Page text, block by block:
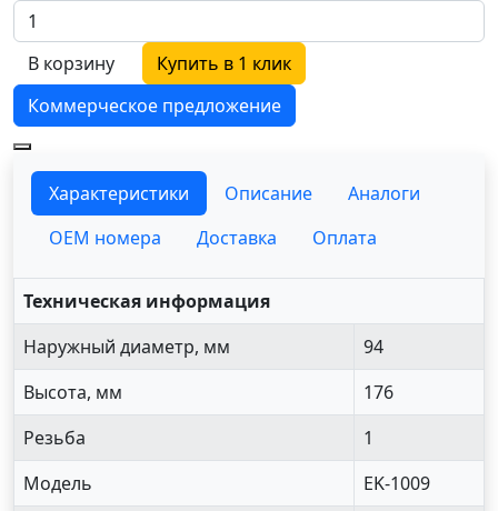
В корзину
Купить в 1 клик
Коммерческое предложение
Характеристики Описание
Аналоги
OEM номера
Доставка Оплата
Техническая информация
Наружный диаметр, мм
94
Высота, мм
176
Резьба
1
Модель
EK-1009